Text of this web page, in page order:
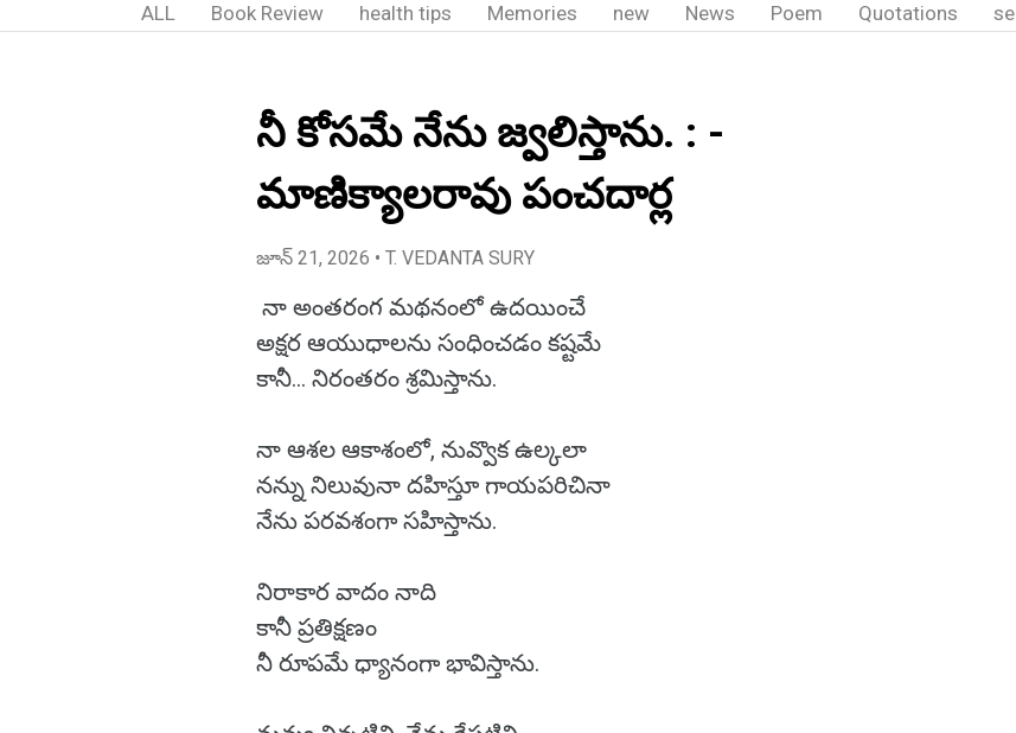
ALL Book Review health tips Memories new News Poem Quotations se
నీ కోసమే నేను జ్వలిస్తాను. : -
మాణిక్యాలరావు పంచదార్ల
జూన్ 21, 2026 • T. VEDANTA SURY
నా అంతరంగ మథనంలో ఉదయించే
అక్షర ఆయుధాలను సంధించడం కష్టమే
కానీ... నిరంతరం శ్రమిస్తాను.
నా ఆశల ఆకాశంలో, నువ్వొక ఉల్కలా
నన్ను నిలువునా దహిస్తూ గాయపరిచినా
నేను పరవశంగా సహిస్తాను.
నిరాకార వాదం నాది
కానీ ప్రతిక్షణం
నీ రూపమే ధ్యానంగా భావిస్తాను.